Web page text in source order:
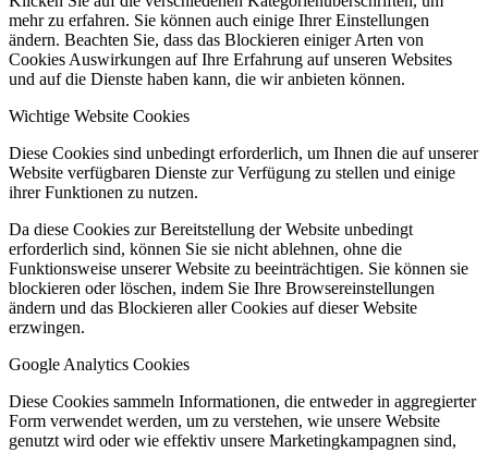
mehr zu erfahren. Sie können auch einige Ihrer Einstellungen
ändern. Beachten Sie, dass das Blockieren einiger Arten von
Cookies Auswirkungen auf Ihre Erfahrung auf unseren Websites
und auf die Dienste haben kann, die wir anbieten können.
Wichtige Website Cookies
Diese Cookies sind unbedingt erforderlich, um Ihnen die auf unserer
Website verfügbaren Dienste zur Verfügung zu stellen und einige
ihrer Funktionen zu nutzen.
Da diese Cookies zur Bereitstellung der Website unbedingt
erforderlich sind, können Sie sie nicht ablehnen, ohne die
Funktionsweise unserer Website zu beeinträchtigen. Sie können sie
blockieren oder löschen, indem Sie Ihre Browsereinstellungen
ändern und das Blockieren aller Cookies auf dieser Website
erzwingen.
Google Analytics Cookies
Diese Cookies sammeln Informationen, die entweder in aggregierter
Form verwendet werden, um zu verstehen, wie unsere Website
genutzt wird oder wie effektiv unsere Marketingkampagnen sind,